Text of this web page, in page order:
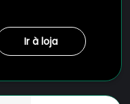
Ir à loja